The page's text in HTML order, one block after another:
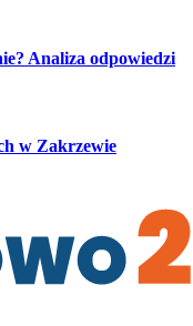
Analiza odpowiedzi
w Zakrzewie